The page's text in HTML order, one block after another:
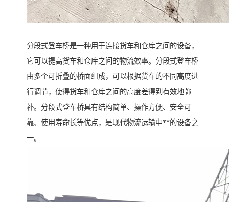
分段式登车桥是一种用于连接货车和仓库之间的设备，
它可以提高货车和仓库之间的物流效率。分段式登车桥
由多个可折叠的桥面组成，可以根据货车的不同高度进
行调节，使得货车和仓库之间的高度差得到有效地弥
补。分段式登车桥具有结构简单、操作方便、安全可
靠、使用寿命长等优点，是现代物流运输中**的设备之
一。